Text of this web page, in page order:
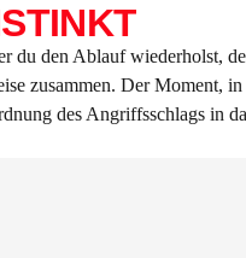
den Ablauf wiederholst,
zusammen. Der Moment,
des Angriffsschlags in